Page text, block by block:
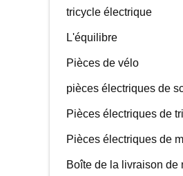
tricycle électrique
L'équilibre
Pièces de vélo
pièces électriques de
Pièces électriques de
Pièces électriques de
Boîte de la livraison de